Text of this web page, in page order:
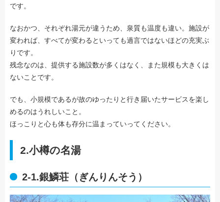
です。
なおかつ、それぞれ湯元が違うため、泉質も温度も違い。施設が
変われば、すべてが変わるといっても過言ではないほどの充実ぶ
りです。
残念なのは、提供する施設数が多くはなく、また規模も大きくは
ないことです。
でも、小規模であるが故のゆったりと行き届いたサービスを楽し
めるのはうれしいこと。
ほっこりと心も体も存分に温まっていってください。
2.小樽の名湯
2-1.銀鱗荘（ぎんりんそう）